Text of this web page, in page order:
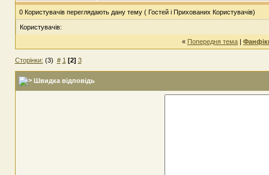
0 Користувачів переглядають дану тему ( Гостей і Прихованих Користувачів)
Користувачів:
« Попередня тема |
Сторінки: (3) # 1 [2] 3
Швидка відповідь